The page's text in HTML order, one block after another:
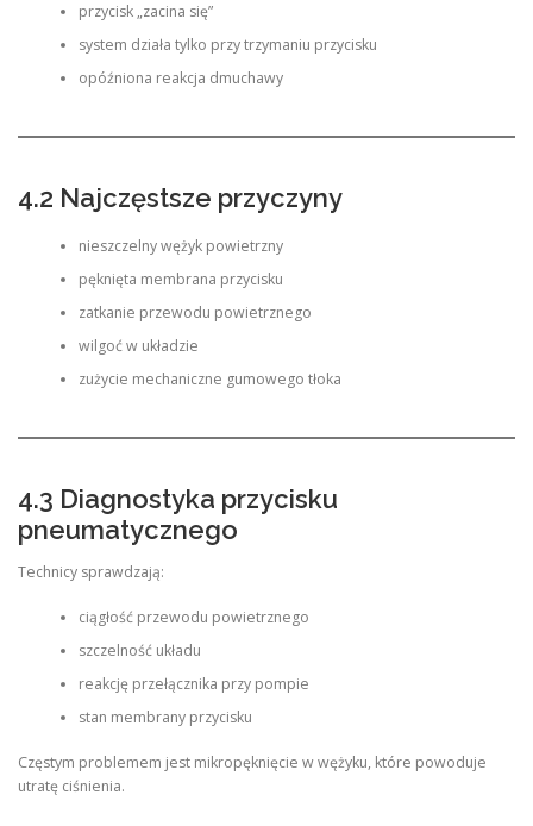
przycisk „zacina się”
system działa tylko przy trzymaniu przycisku
opóźniona reakcja dmuchawy
4.2 Najczęstsze przyczyny
nieszczelny wężyk powietrzny
pęknięta membrana przycisku
zatkanie przewodu powietrznego
wilgoć w układzie
zużycie mechaniczne gumowego tłoka
4.3 Diagnostyka przycisku
pneumatycznego
Technicy sprawdzają:
ciągłość przewodu powietrznego
szczelność układu
reakcję przełącznika przy pompie
stan membrany przycisku
Częstym problemem jest mikropęknięcie w wężyku, które powoduje
utratę ciśnienia.